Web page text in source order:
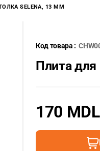
SELENA, 13 ММ
Код товара :
Плита для
170 MDL